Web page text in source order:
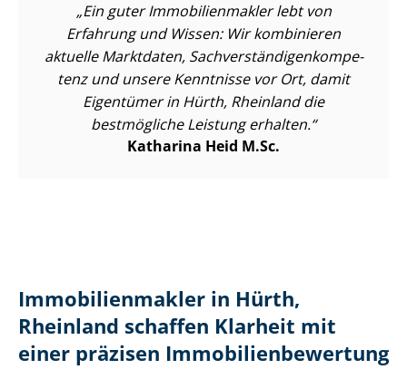
Ein guter Im­mo­bi­li­en­mak­ler lebt von
Erfahrung und Wissen: Wir kombinieren
aktuelle Marktdaten, Sach­ver­stän­di­gen­kom­pe­
tenz und unsere Kenntnisse vor Ort, damit
Eigentümer in Hürth, Rheinland die
bestmögliche Leistung erhalten.
Katharina Heid M.Sc.
Im­mo­bi­li­en­mak­ler in Hürth,
Rheinland schaffen Klarheit mit
einer präzisen Im­mo­bi­li­en­be­wer­tung